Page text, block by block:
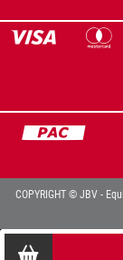
COPYRIGHT © JBV -